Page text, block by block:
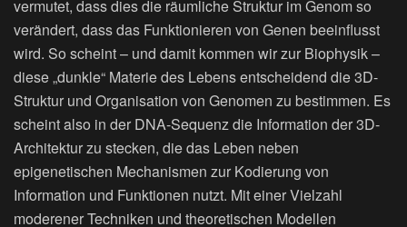
vermutet, dass dies die räumliche Struktur im Genom so
verändert, dass das Funktionieren von Genen beeinflusst
wird. So scheint – und damit kommen wir zur Biophysik –
diese „dunkle“ Materie des Lebens entscheidend die 3D-
Struktur und Organisation von Genomen zu bestimmen. Es
scheint also in der DNA-Sequenz die Information der 3D-
Architektur zu stecken, die das Leben neben
epigenetischen Mechanismen zur Kodierung von
Information und Funktionen nutzt. Mit einer Vielzahl
moderener Techniken und theoretischen Modellen